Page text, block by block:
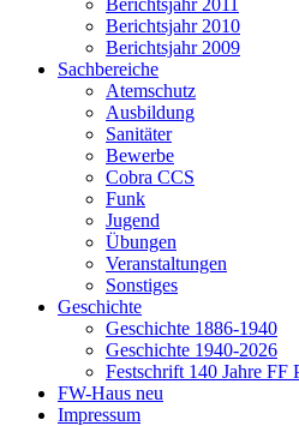
Berichtsjahr 2011
Berichtsjahr 2010
Berichtsjahr 2009
Sachbereiche
Atemschutz
Ausbildung
Sanitäter
Bewerbe
Cobra CCS
Funk
Jugend
Übungen
Veranstaltungen
Sonstiges
Geschichte
Geschichte 1886-1940
Geschichte 1940-2026
Festschrift 140 Jahre FF
FW-Haus neu
Impressum